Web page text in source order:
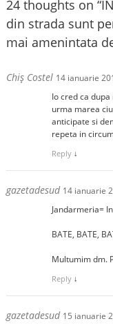
24 thoughts on “
din strada sunt
mai amenintata
Chiş Costel 14 ianuarie
Io cred ca
urma marea
anticipate si
repeta in
Reply ↓
gazetadesud 14 ianuarie
Jandarmeria=
BATE, BATE,
Multumim dm.
Reply ↓
gazetadesud 15 ianuarie